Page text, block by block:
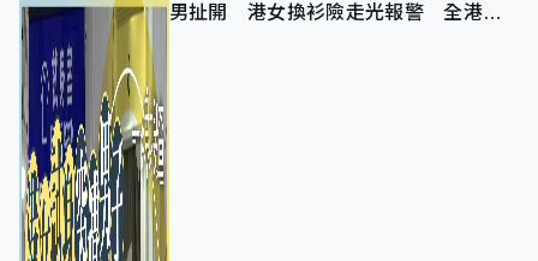
男扯開 港女換衫險走光報警 全港分